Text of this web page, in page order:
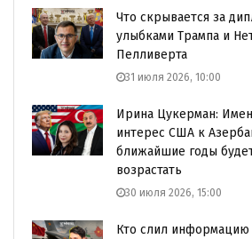
Что скрывается за
улыбками Трампа и
Пелливерта
31 июля 2026, 10:00
Ирина Цукерман:
интерес США к
ближайшие годы
возрастать
30 июля 2026, 15:00
Кто слил информацию